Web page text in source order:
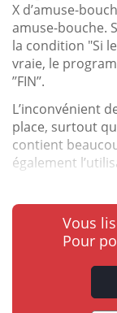
X d’amuse-
amuse-bouche.
la condition "Si
vraie, le
’’FIN’’.
L’inconvénient
place, surtout
contient
également
Vous
Pour